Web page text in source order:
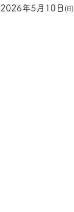
2026年5月10日㈰